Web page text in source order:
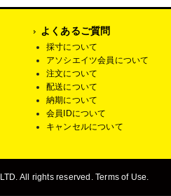
よくあるご質問
採寸について
アソシエイツ会員について
注文について
配送について
納期について
会員IDについて
キャンセルについて
All rights reserved. Terms of Use.